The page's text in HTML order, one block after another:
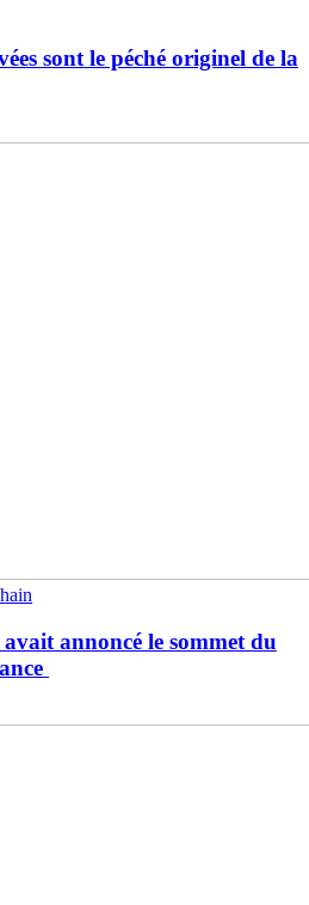
sont le péché originel de la
annoncé le sommet du